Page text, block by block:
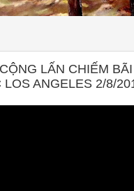
LẤN CHIẾM
ANGELES 2/8/